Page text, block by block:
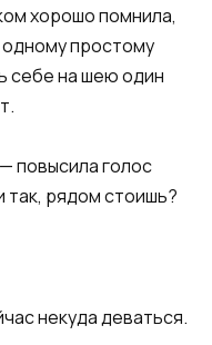
хорошо помнила,
простому
себе на шею один
повысила голос
рядом стоишь?
некуда деваться.